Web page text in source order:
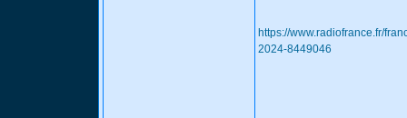
https://www.radiofrance.fr/
2024-8449046